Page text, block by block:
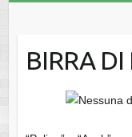
BIRRA